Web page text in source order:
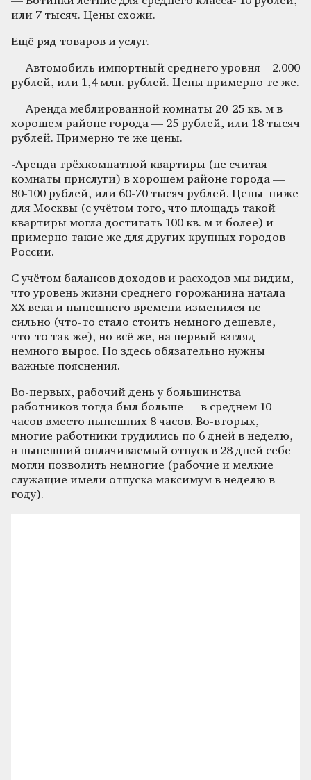
или 7 тысяч. Цены схожи.
Ещё ряд товаров и услуг.
— Автомобиль импортный среднего уровня – 2.000
рублей, или 1,4 млн. рублей. Цены примерно те же.
— Аренда меблированной комнаты 20-25 кв. м в
хорошем районе города — 25 рублей, или 18 тысяч
рублей. Примерно те же цены.
-Аренда трёхкомнатной квартиры (не считая
комнаты прислуги) в хорошем районе города —
80-100 рублей, или 60-70 тысяч рублей. Цены ниже
для Москвы (с учётом того, что площадь такой
квартиры могла достигать 100 кв. м и более) и
примерно такие же для других крупных городов
России.
С учётом балансов доходов и расходов мы видим,
что уровень жизни среднего горожанина начала
ХХ века и нынешнего времени изменился не
сильно (что-то стало стоить немного дешевле,
что-то так же), но всё же, на первый взгляд —
немного вырос. Но здесь обязательно нужны
важные пояснения.
Во-первых, рабочий день у большинства
работников тогда был больше — в среднем 10
часов вместо нынешних 8 часов. Во-вторых,
многие работники трудились по 6 дней в неделю,
а нынешний оплачиваемый отпуск в 28 дней себе
могли позволить немногие (рабочие и мелкие
служащие имели отпуска максимум в неделю в
году).